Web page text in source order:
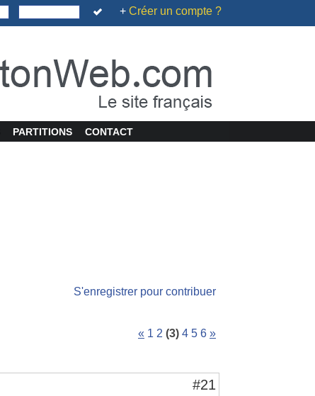
+ Créer un compte ?
PARTITIONS CONTACT
S'enregistrer pour contribuer
« 1 2 (3) 4 5 6 »
#21